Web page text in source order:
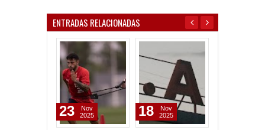
ENTRADAS RELACIONADAS
23
Nov
2025
18
Nov
2025